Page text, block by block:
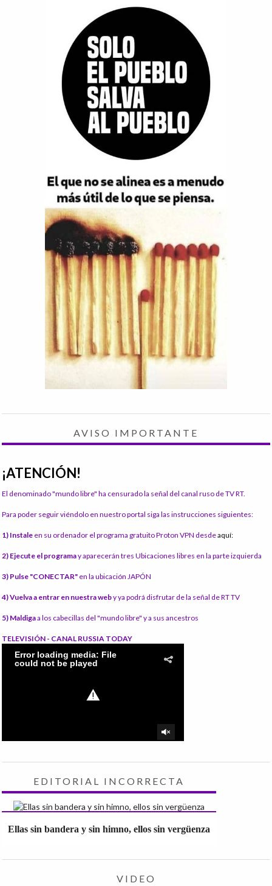
AVISO IMPORTANTE
¡ATENCIÓN!
El denominado "mundo libre" ha censurado la señal del canal ruso de TV RT.
Para poder seguir viéndolo en nuestro portal siga las instrucciones siguientes:
1) Instale en su ordenador el programa gratuito Proton VPN desdeaquí:
2) Ejecute el programay aparecerán tres Ubicaciones libres en la parte izquierda
3) Pulse "CONECTAR" en la ubicación JAPÓN
4) Vuelva a entrar en nuestra weby ya podrá disfrutar de la señal de RT TV
5) Maldigaa los cabecillas del "mundo libre" y a sus ancestros
TELEVISIÓN - CANAL RUSSIA TODAY
EDITORIAL INCORRECTA
Ellas sin bandera y sin himno, ellos sin vergüenza
VIDEO